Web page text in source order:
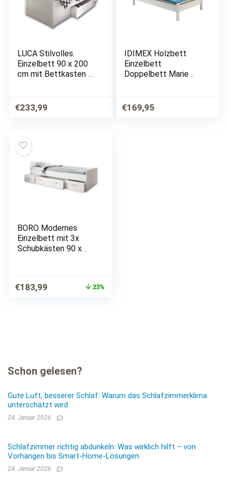
LUCA Stilvolles
Einzelbett 90 x 200
cm mit Bettkasten –
Jugendzimmer Bett in
Pinie Weiß / Trüffel –
€233,99
IDIMEX Holzbett
Einzelbett
Doppelbett Marie
Weiss lackiert
€169,95
BORO Modernes
Einzelbett mit 3x
Schubkästen 90 x
95 x 66 x 204 cm
Ursprünglicher
€183,99 23%
Schon gelesen?
Gute Luft, besserer Schlaf: Warum das Schlafzimmerklima
unterschätzt wird
24. Januar 2026
Schlafzimmer richtig abdunkeln: Was wirklich hilft – von
Vorhängen bis Smart-Home-Lösungen
24. Januar 2026